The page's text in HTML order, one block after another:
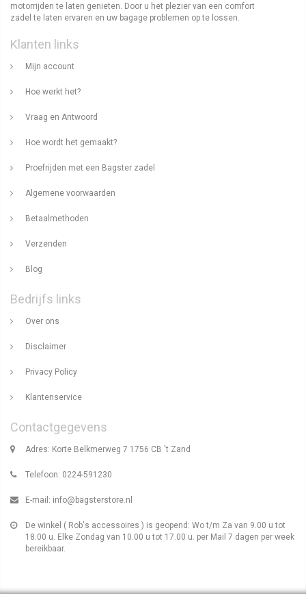
motorrijden te laten genieten. Door u het plezier van een comfort
zadel te laten ervaren en uw bagage problemen op te lossen.
Klanten links
Mijn account
Hoe werkt het?
Vraag en Antwoord
Hoe wordt het gemaakt?
Proefrijden met een Bagster zadel
Algemene voorwaarden
Betaalmethoden
Verzenden
Blog
Bedrijfs links
Over ons
Disclaimer
Privacy Policy
Klantenservice
Contactgegevens
Adres: Korte Belkmerweg 7 1756 CB 't Zand
Telefoon: 0224-591230
E-mail: info@bagsterstore.nl
De winkel ( Rob's accessoires ) is geopend: Wo t/m Za van 9.00 u tot
18.00 u. Elke Zondag van 10.00 u tot 17.00 u. per Mail 7 dagen per week
bereikbaar.